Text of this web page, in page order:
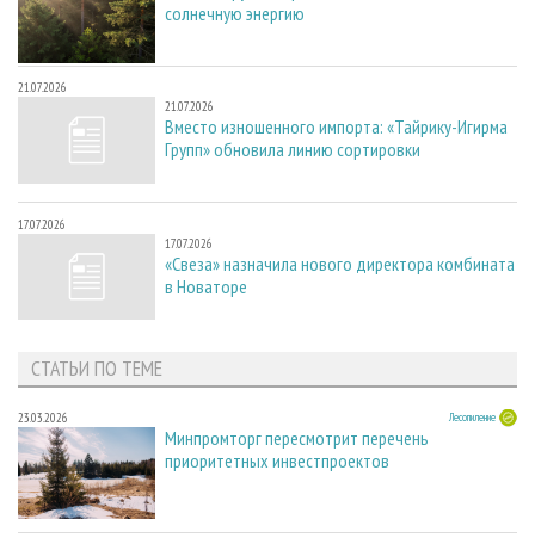
солнечную энергию
21.07.2026
21.07.2026
Вместо изношенного импорта: «Тайрику-Игирма
Групп» обновила линию сортировки
17.07.2026
17.07.2026
«Свеза» назначила нового директора комбината
в Новаторе
СТАТЬИ ПО ТЕМЕ
23.03.2026 Лесопиление
Минпромторг пересмотрит перечень
приоритетных инвестпроектов